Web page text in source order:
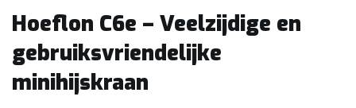
Hoeflon C6e – Veelzijdige en
gebruiksvriendelijke
minihijskraan